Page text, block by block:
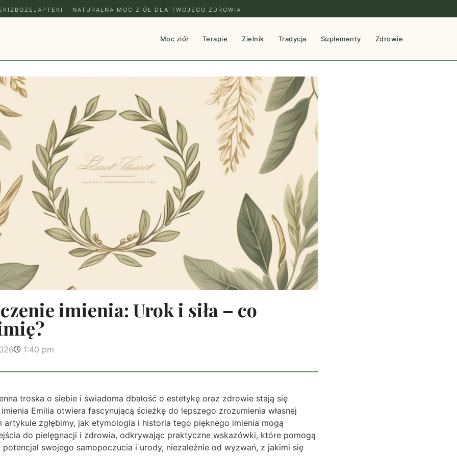
– NATURALNA MOC ZIÓŁ DLA TWOJEGO ZDROWIA.
Moc ziół Terapie Zielnik Tradycja Suplementy Zdrowie
imienia: Urok i siła – co
1:40 pm
troska o siebie i świadoma dbałość o estetykę oraz zdrowie stają się
Emilia otwiera fascynującą ścieżkę do lepszego zrozumienia własnej
zgłębimy, jak etymologia i historia tego pięknego imienia mogą
do pielęgnacji i zdrowia, odkrywając praktyczne wskazówki, które pomogą
swojego samopoczucia i urody, niezależnie od wyzwań, z jakimi się